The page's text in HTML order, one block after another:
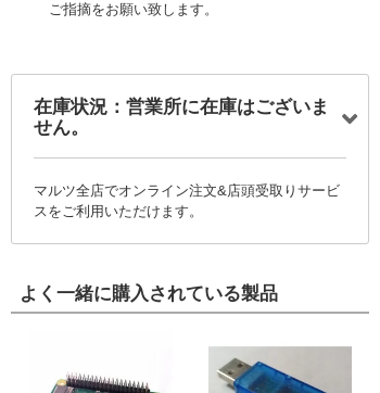
ご指摘をお願い致します。
在庫状況：営業所に在庫はございま
せん。
マルツ全店でオンライン注文&店頭受取りサービ
スをご利用いただけます。
よく一緒に購入されている製品